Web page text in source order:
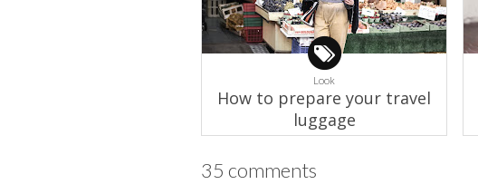
Look
How to prepare your travel
luggage
35 comments